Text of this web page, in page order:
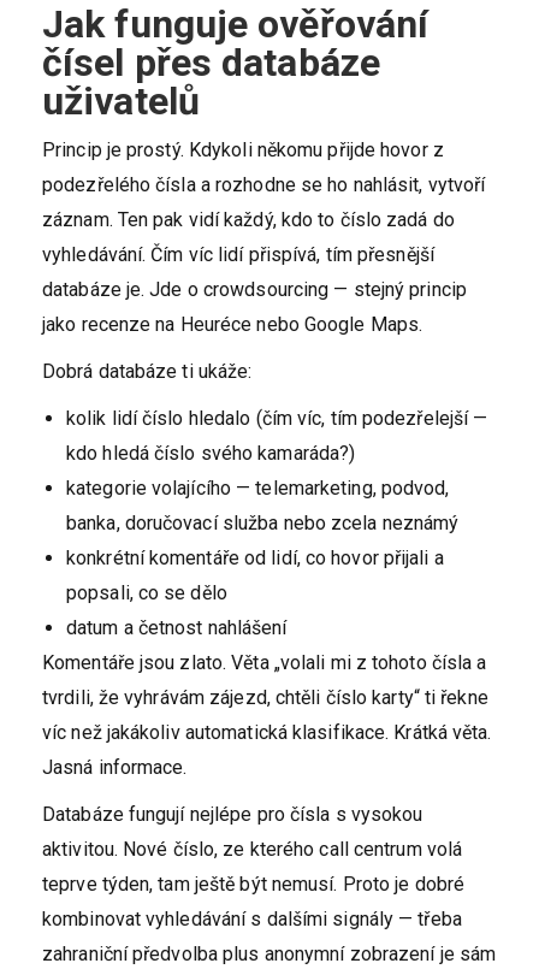
Jak funguje ověřování
čísel přes databáze
uživatelů
Princip je prostý. Kdykoli někomu přijde hovor z
podezřelého čísla a rozhodne se ho nahlásit, vytvoří
záznam. Ten pak vidí každý, kdo to číslo zadá do
vyhledávání. Čím víc lidí přispívá, tím přesnější
databáze je. Jde o crowdsourcing — stejný princip
jako recenze na Heuréce nebo Google Maps.
Dobrá databáze ti ukáže:
kolik lidí číslo hledalo (čím víc, tím podezřelejší —
kdo hledá číslo svého kamaráda?)
kategorie volajícího — telemarketing, podvod,
banka, doručovací služba nebo zcela neznámý
konkrétní komentáře od lidí, co hovor přijali a
popsali, co se dělo
datum a četnost nahlášení
Komentáře jsou zlato. Věta „volali mi z tohoto čísla a
tvrdili, že vyhrávám zájezd, chtěli číslo karty“ ti řekne
víc než jakákoliv automatická klasifikace. Krátká věta.
Jasná informace.
Databáze fungují nejlépe pro čísla s vysokou
aktivitou. Nové číslo, ze kterého call centrum volá
teprve týden, tam ještě být nemusí. Proto je dobré
kombinovat vyhledávání s dalšími signály — třeba
zahraniční předvolba plus anonymní zobrazení je sám